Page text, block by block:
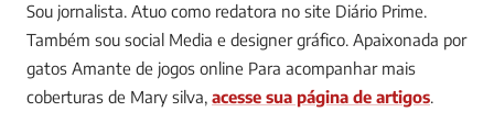
Sou jornalista. Atuo como redatora no site Diário Prime.
Também sou social Media e designer gráfico. Apaixonada por
gatos Amante de jogos online Para acompanhar mais
coberturas de Mary silva, acesse sua página de artigos.